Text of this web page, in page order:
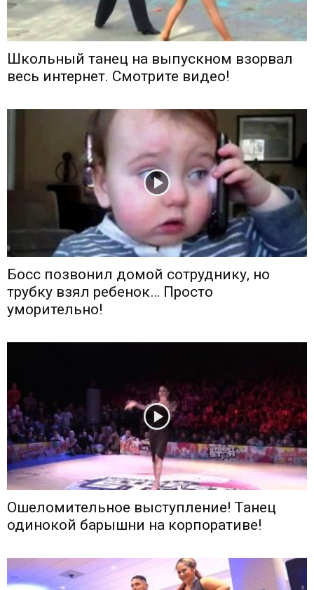
Школьный танец на выпускном взорвал
весь интернет. Смотрите видео!
Босс позвонил домой сотруднику, но
трубку взял ребенок… Просто
уморительно!
Ошеломительное выступление! Танец
одинокой барышни на корпоративе!